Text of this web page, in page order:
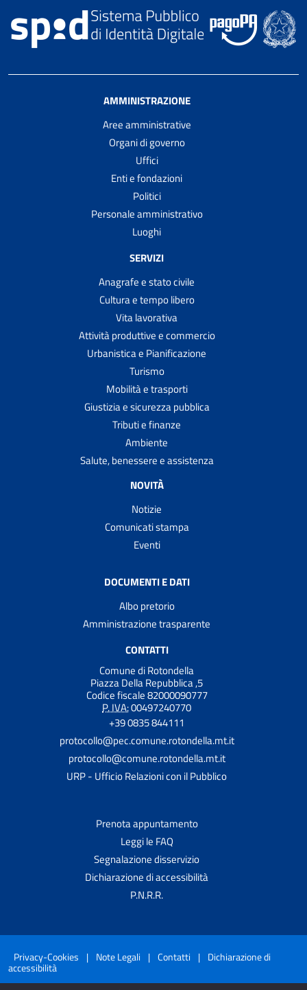
AMMINISTRAZIONE
Aree amministrative
Organi di governo
Uffici
Enti e fondazioni
Politici
Personale amministrativo
Luoghi
SERVIZI
Anagrafe e stato civile
Cultura e tempo libero
Vita lavorativa
Attività produttive e commercio
Urbanistica e Pianificazione
Turismo
Mobilità e trasporti
Giustizia e sicurezza pubblica
Tributi e finanze
Ambiente
Salute, benessere e assistenza
NOVITÀ
Notizie
Comunicati stampa
Eventi
DOCUMENTI E DATI
Albo pretorio
Amministrazione trasparente
CONTATTI
Comune di Rotondella
Piazza Della Repubblica ,5
Codice fiscale 82000090777
P. IVA:00497240770
+39 0835 844111
protocollo@pec.comune.rotondella.mt.it
protocollo@comune.rotondella.mt.it
URP - Ufficio Relazioni con il Pubblico
Prenota appuntamento
Leggi le FAQ
Segnalazione disservizio
Dichiarazione di accessibilità
P.N.R.R.
Privacy-Cookies | Note Legali | Contatti | Dichiarazione di
accessibilità